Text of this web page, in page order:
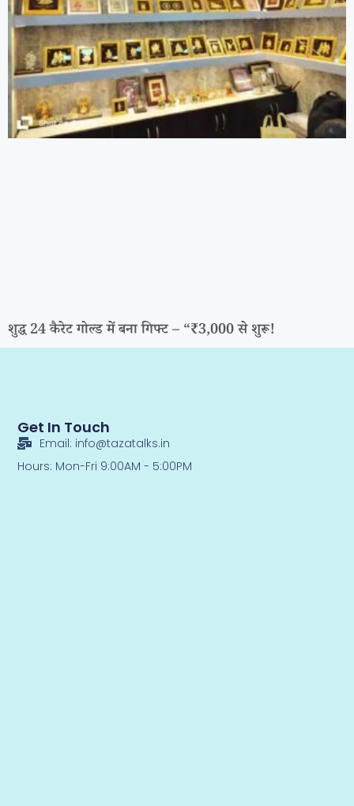
शुद्ध 24 कैरेट गोल्ड में बना गिफ्ट – “₹3,000 से शुरू!
Get In Touch
Email: info@tazatalks.in
Hours: Mon-Fri 9:00AM - 5:00PM